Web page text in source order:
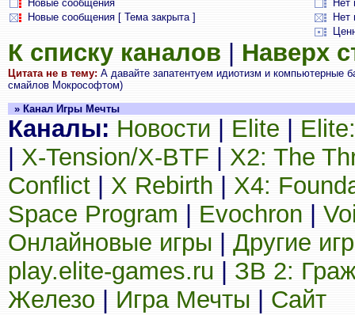
Новые сообщения
Нет
Новые сообщения [ Тема закрыта ]
Нет
К списку каналов Наверх
Цитата не в тему: А давайте запатентуем идиотизм и компьютерные
смайлов Мокрософтом)
» Канал Игры Мечты
Каналы: Новости Elite
X-Tension/X-BTF
X2: The
Conflict
X Rebirth
X4:
Space Program
Evochron
Онлайновые игры
Другие
play.elite-games.ru
ЗВ 2:
Железо
Игра Мечты Сайт